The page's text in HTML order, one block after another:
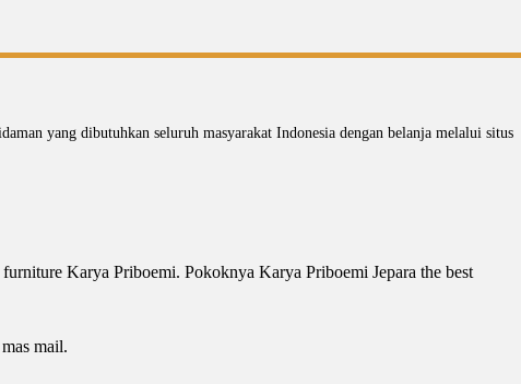
yang dibutuhkan seluruh masyarakat Indonesia dengan belanja melalui situs
Karya Priboemi. Pokoknya Karya Priboemi Jepara the best
mail.